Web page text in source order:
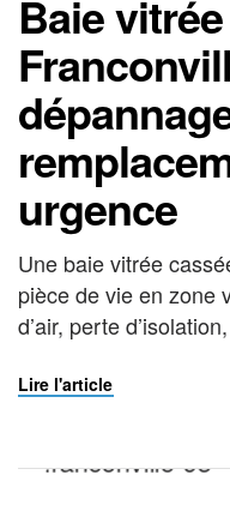
Baie
urgence
Une baie vitrée
pièce de vie en zone
d’air, perte
un grand panneau de
spécialisé dans le
Lire l'article